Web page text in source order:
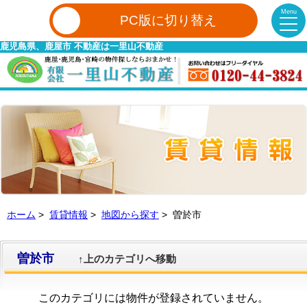
Menu
PC版に切り替え
鹿児島県、鹿屋市 不動産は一里山不動産
ホーム > 賃貸情報 > 地図から探す > 曽於市
曽於市 ↑上のカテゴリへ移動
このカテゴリには物件が登録されていません。